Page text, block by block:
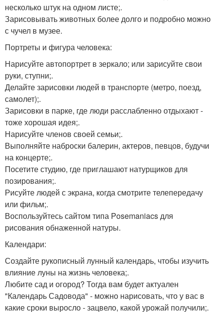
несколько штук на одном листе;.
Зарисовывать животных более долго и подробно можно
с чучел в музее.
Портреты и фигура человека:
Нарисуйте автопортрет в зеркало; или зарисуйте свои
руки, ступни;.
Делайте зарисовки людей в транспорте (метро, поезд,
самолет);.
Зарисовки в парке, где люди расслабленно отдыхают -
тоже хорошая идея;.
Нарисуйте членов своей семьи;.
Выполняйте наброски балерин, актеров, певцов, будучи
на концерте;.
Посетите студию, где приглашают натурщиков для
позирования;.
Рисуйте людей с экрана, когда смотрите телепередачу
или фильм;.
Воспользуйтесь сайтом типа Posemaniacs для
рисования обнаженной натуры.
Календари:
Создайте рукописный лунный календарь, чтобы изучить
влияние луны на жизнь человека;.
Любите сад и огород? Тогда вам будет актуален
"Календарь Садовода" - можно нарисовать, что у вас в
какие сроки выросло - зацвело, какой урожай получили;.